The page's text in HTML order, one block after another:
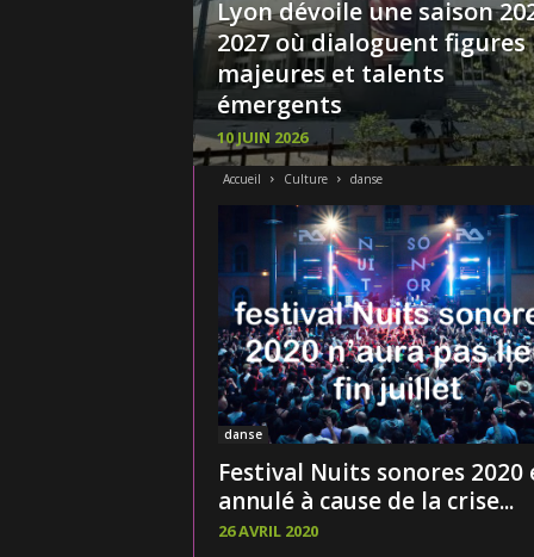
Lyon dévoile une saison
2027 où dialoguent figures
majeures et talents
émergents
10 JUIN 2026
Accueil Culture danse
danse
Festival Nuits sonores 2020
annulé à cause de la crise...
26 AVRIL 2020